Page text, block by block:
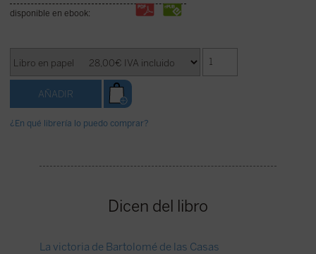
disponible en ebook:
¿En qué librería lo puedo comprar?
Dicen del libro
La victoria de Bartolomé de las Casas